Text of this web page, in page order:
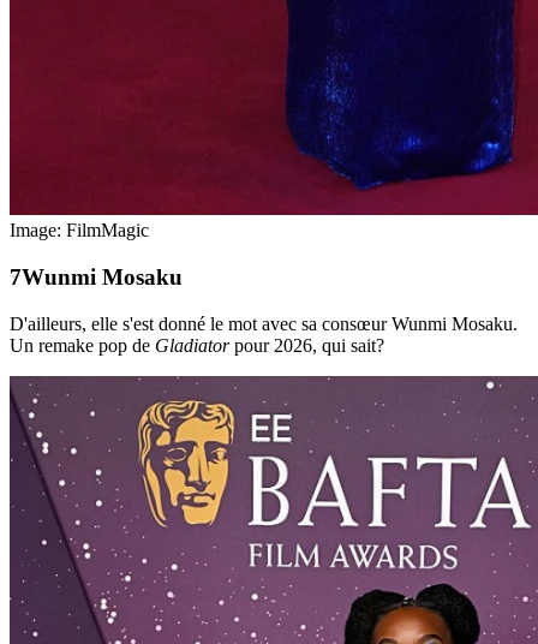
Image: FilmMagic
Wunmi Mosaku
D'ailleurs, elle s'est donné le mot avec sa consœur Wunmi Mosaku.
Un remake pop de Gladiatorpour 2026, qui sait?